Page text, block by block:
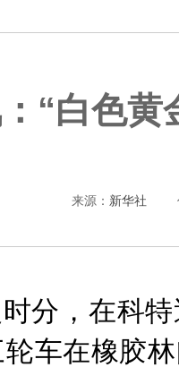
“白色
来源： 新华社
分，在科
轮车在橡胶